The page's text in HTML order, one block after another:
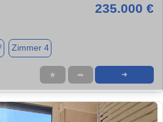
235.000 €
Zimmer 4
★ ➦ ➜